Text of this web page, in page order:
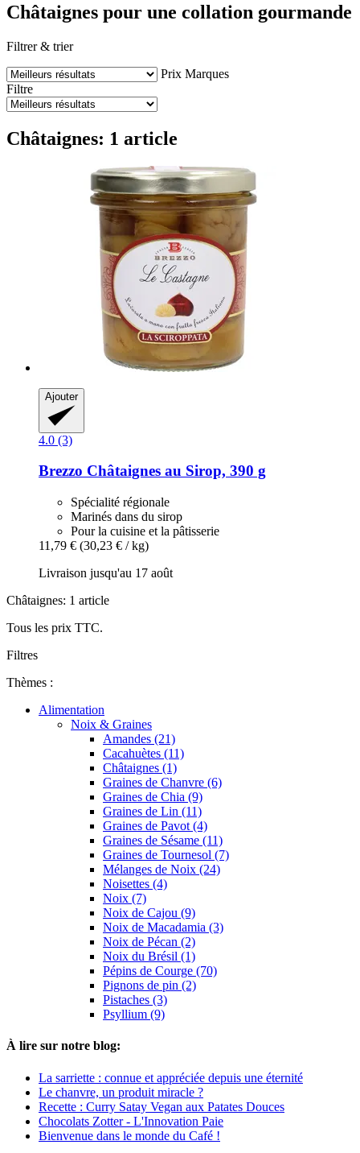
Châtaignes pour une collation gourmande
Filtrer & trier
Prix Marques
Filtre
Châtaignes: 1 article
Ajouter
4.0 (3)
Brezzo Châtaignes au Sirop, 390 g
Spécialité régionale
Marinés dans du sirop
Pour la cuisine et la pâtisserie
11,79 € (30,23 € / kg)
Livraison jusqu'au 17 août
Châtaignes: 1 article
Tous les prix TTC.
Filtres
Thèmes :
Alimentation
Noix & Graines
Amandes (21)
Cacahuètes (11)
Châtaignes (1)
Graines de Chanvre (6)
Graines de Chia (9)
Graines de Lin (11)
Graines de Pavot (4)
Graines de Sésame (11)
Graines de Tournesol (7)
Mélanges de Noix (24)
Noisettes (4)
Noix (7)
Noix de Cajou (9)
Noix de Macadamia (3)
Noix de Pécan (2)
Noix du Brésil (1)
Pépins de Courge (70)
Pignons de pin (2)
Pistaches (3)
Psyllium (9)
À lire sur notre blog:
La sarriette : connue et appréciée depuis une éternité
Le chanvre, un produit miracle ?
Recette : Curry Satay Vegan aux Patates Douces
Chocolats Zotter - L'Innovation Paie
Bienvenue dans le monde du Café !